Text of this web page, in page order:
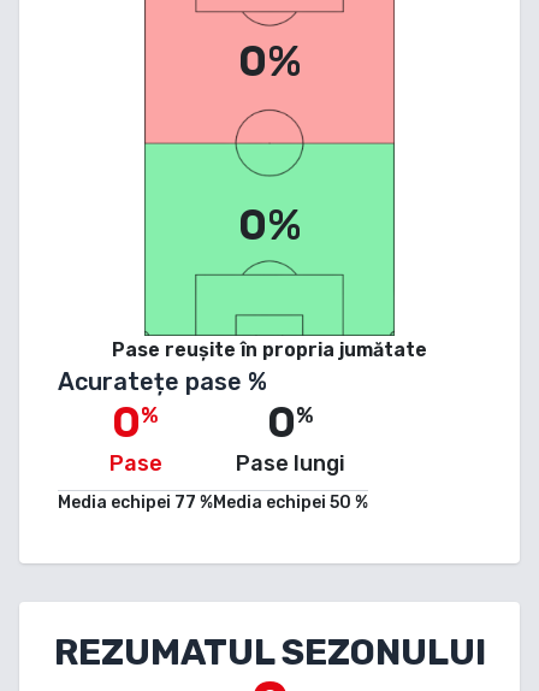
0%
0%
Pase reușite în propria jumătate
Acuratețe pase %
0%
Pase
Media echipei 77 %
0%
Pase lungi
Media echipei 50 %
REZUMATUL SEZONULUI